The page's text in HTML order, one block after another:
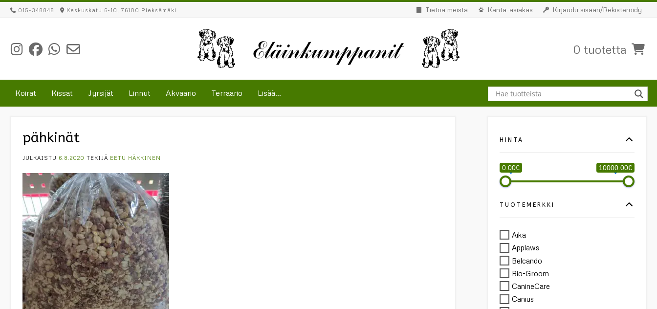
Skip
to
015-348848 Keskuskatu 6-10, 76100 Pieksämäki Tietoa meistä Kanta-asiakas Kirjaudu sisään/Rekisteröidy
0 tuotetta
Koirat Kissat Jyrsijät Linnut Akvaario Terraario Lisää...
pähkinät
JULKAISTU 6.8.2020 TEKIJÄ EETU HÄKKINEN
HINTA
0.00€ 10000.00€
TUOTEMERKKI
Aika
Applaws
Belcando
Bio-Groom
CanineCare
Canius